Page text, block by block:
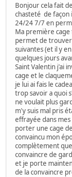
Bonjour cela fait
chasteté de
24/24 7/7 en
Ma première
permet de trouver
suivantes (et il y
quelques jours
Saint Valentin j'ai
cage et le
je lui ai fais le
trop savoir a quoi
ne voulait plus
m'y suis mal pris
effrayée dans
porter une cage
convaincu mon
complètement que
convaincre de
et je porte
de la convaincre